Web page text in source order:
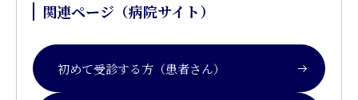
関連ページ（病院サイト）
初めて受診する方（患者さん）